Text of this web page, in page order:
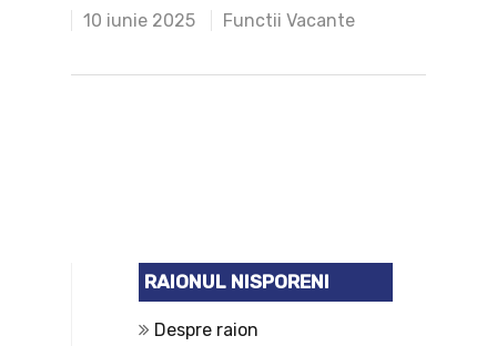
10 iunie 2025 Functii Vacante
RAIONUL NISPORENI
Despre raion